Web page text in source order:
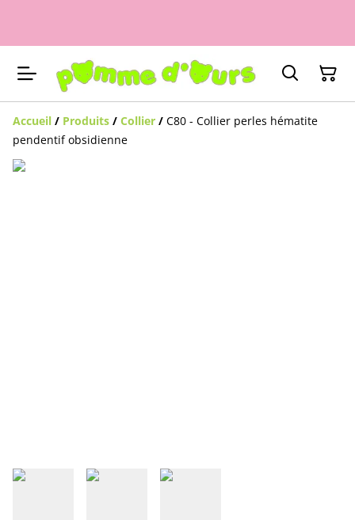
Accueil / Produits / Collier / C80 - Collier perles hématite
pendentif obsidienne